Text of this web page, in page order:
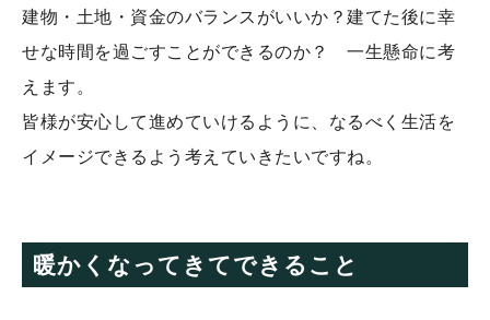
建物・土地・資金のバランスがいいか？建てた後に幸
せな時間を過ごすことができるのか？ 一生懸命に考
えます。
皆様が安心して進めていけるように、なるべく生活を
イメージできるよう考えていきたいですね。
暖かくなってきてできること